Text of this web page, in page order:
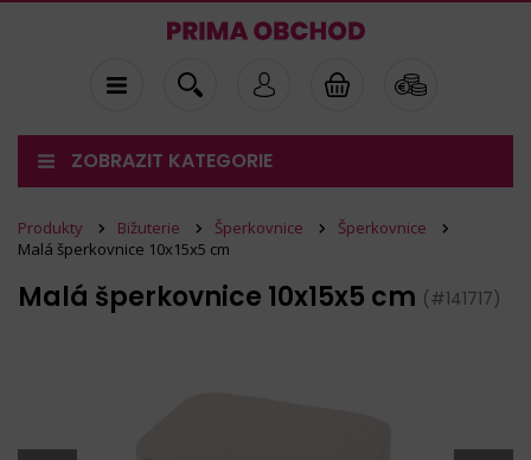
ZOBRAZIT KATEGORIE
Produkty Bižuterie Šperkovnice
Šperkovnice
Malá šperkovnice 10x15x5 cm
Malá šperkovnice 10x15x5 cm (#141717)